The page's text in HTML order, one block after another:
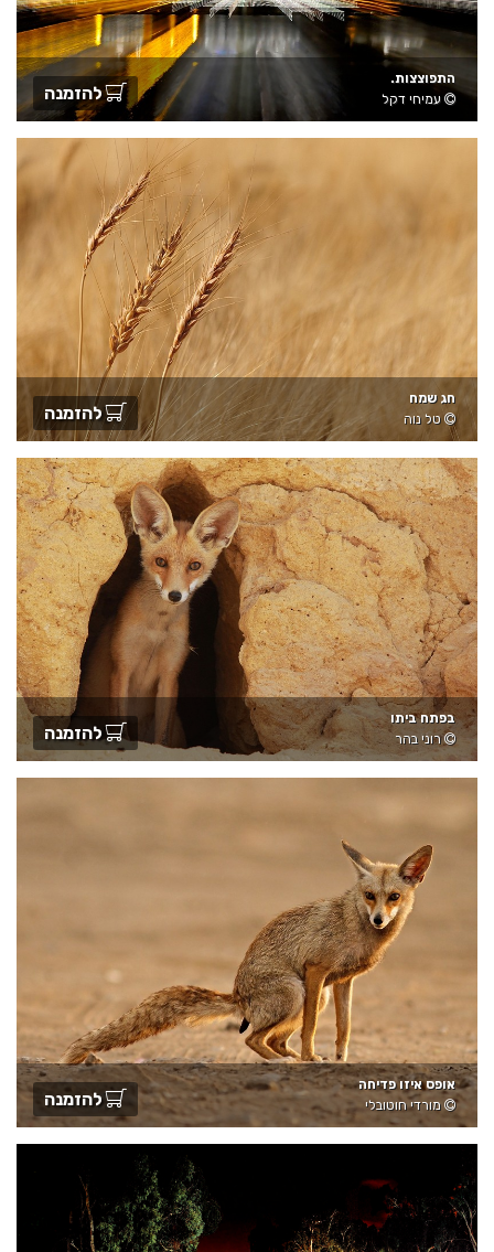
התפוצצות.
עמיחי דקל
להזמנה
חג שמח
טל נוה
להזמנה
בפתח ביתו
רוני בהר
להזמנה
אופס איזו פדיחה
מורדי חוטובלי
להזמנה